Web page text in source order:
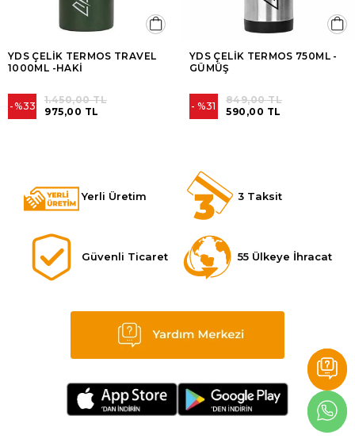
YDS ÇELİK TERMOS TRAVEL
1000ML -HAKİ
%33 975,00 TL
1.450,00 TL
YDS ÇELİK TERMOS 750ML -
GÜMÜŞ
%31 590,00 TL
849,00 TL
Yerli Üretim 3 Taksit
Güvenli Ticaret 55 Ülkeye İhracat